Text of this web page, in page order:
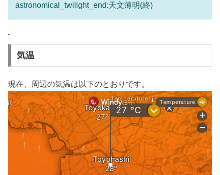
astronomical_twilight_end:天文薄明(終)
"
気温
現在、周辺の気温は以下のとおりです。